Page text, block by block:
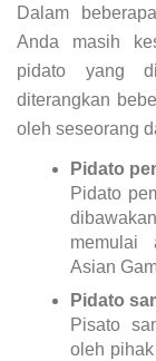
Dalam
Anda masih
pidato yang
diterangkan
oleh seseorang
Pidato
Pidato
memulai
Asian
Pidato
Pisato
oleh